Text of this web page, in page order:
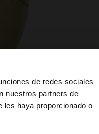
de redes sociales
nuestros partners de
les haya proporcionado o
×